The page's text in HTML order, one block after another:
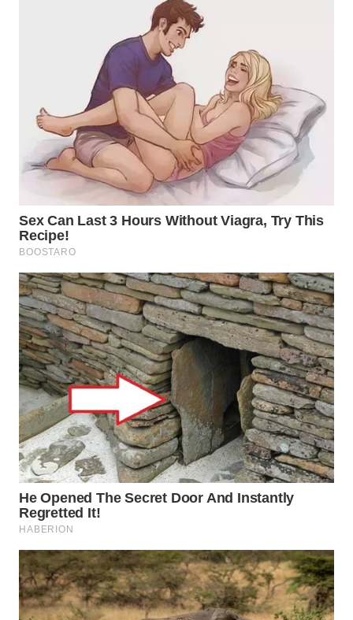
WAHANA
INFRASTRUKTUR
KONSUMEN
WAHANA
LISTRIK
WAHANA
TRAVEL
WAHANA
TV
WAHANANEWS
ID
WAHANANEWS
CO ID
WAHANANEWS
NET
WAHANA
SPORT